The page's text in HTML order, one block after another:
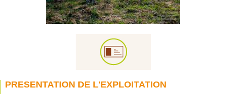
PRESENTATION DE L'EXPLOITATION